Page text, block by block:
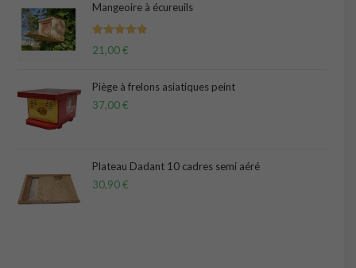
Mangeoire à écureuils
Note 5.00
21,00€
Piège à frelons asiatiques peint
37,00€
Plateau Dadant 10 cadres semi aéré
30,90€